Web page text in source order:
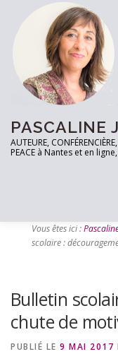
PASCALINE
AUTEURE,
PEACE à Nantes et en
PRENEZ RDV
ARTICLES
Vous êtes ici :
scolaire :
Bulletin
chute de
PUBLIÉ LE 9 MAI 2017